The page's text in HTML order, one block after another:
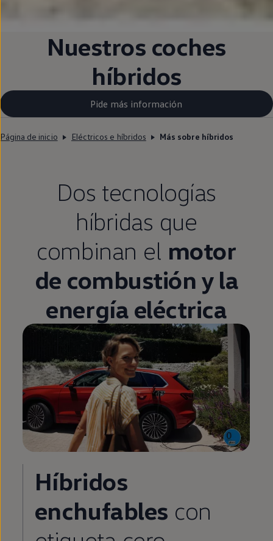
Nuestros coches
híbridos
Pide más información
Página de inicio Eléctricos e híbridos Más sobre híbridos
Dos tecnologías
híbridas que
combinan el motor
de combustión y la
energía eléctrica
Híbridos
enchufables con